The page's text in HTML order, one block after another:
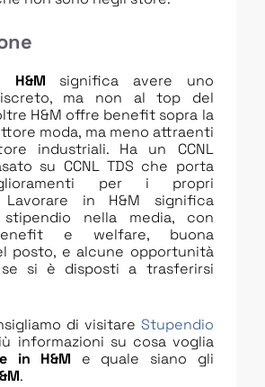
H&M significa avere uno
ma non al top del
H&M offre benefit sopra la
moda, ma meno attraenti
industriali. Ha un CCNL
su CCNL TDS che porta
per i propri
Lavorare in H&M significa
nella media, con
e welfare, buona
posto, e alcune opportunità
si è disposti a trasferirsi
di visitare Stupendio
informazioni su cosa voglia
in H&M e quale siano gli
.